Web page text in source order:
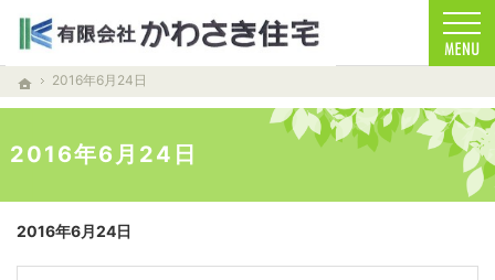
ホーム
2016年6月24日
2016年6月24日
お客様を笑顔する家づくりをします。注文住宅（青森・青森市）の工務店なら安心・信頼
注文住宅（青森・青森市）の工務店なら当店で家づくり
2016年6月24日